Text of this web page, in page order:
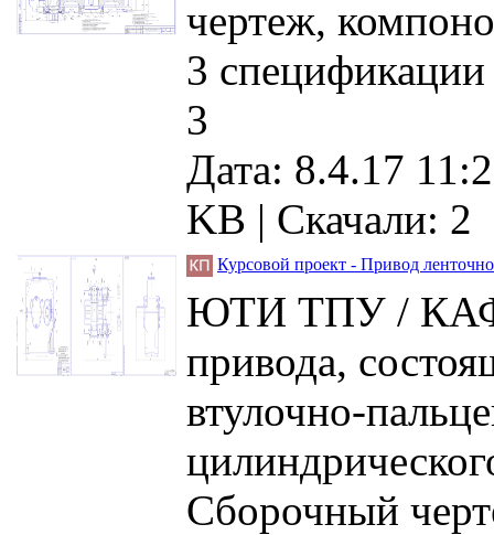
чертеж,
3 спецификации
3
Дата: 8.4.17
KB | Скачали: 2
Курсовой проект - Привод
ЮТИ ТПУ /
привода,
втулочно-
Сборочный